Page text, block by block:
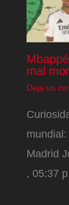
mal
Deja un
Madrid
, 05:37